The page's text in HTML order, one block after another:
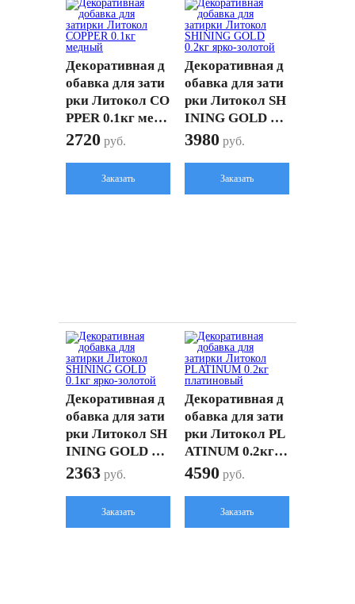
Декоративная д
обавка для зати
рки Литокол CO
PPER 0.1кг медн
ый
2720 руб.
Заказать
Декоративная д
обавка для зати
рки Литокол SH
INING GOLD 0.2
кг ярко-золотой
3980 руб.
Заказать
Декоративная д
обавка для зати
рки Литокол SH
INING GOLD 0.1
кг ярко-золотой
2363 руб.
Заказать
Декоративная д
обавка для зати
рки Литокол PL
ATINUM 0.2кг п
латиновый
4590 руб.
Заказать